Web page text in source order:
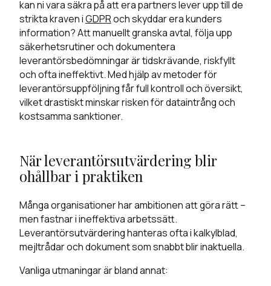
kan ni vara säkra på att era partners lever upp till de
strikta kraven iGDPRoch skyddar era kunders
information? Att manuellt granska avtal, följa upp
säkerhetsrutiner och dokumentera
leverantörsbedömningar är tidskrävande, riskfyllt
och ofta ineffektivt. Med hjälp av metoder för
leverantörsuppföljning får full kontroll och översikt,
vilket drastiskt minskar risken för dataintrång och
kostsamma sanktioner.
När leverantörsutvärdering blir
ohållbar i praktiken
Många organisationer har ambitionen att göra rätt –
men fastnar i ineffektiva arbetssätt.
Leverantörsutvärdering hanteras ofta i kalkylblad,
mejltrådar och dokument som snabbt blir inaktuella.
Vanliga utmaningar är bland annat: